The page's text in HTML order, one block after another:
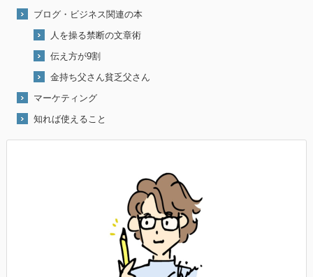
ブログ・ビジネス関連の本
人を操る禁断の文章術
伝え方が9割
金持ち父さん貧乏父さん
マーケティング
知れば使えること